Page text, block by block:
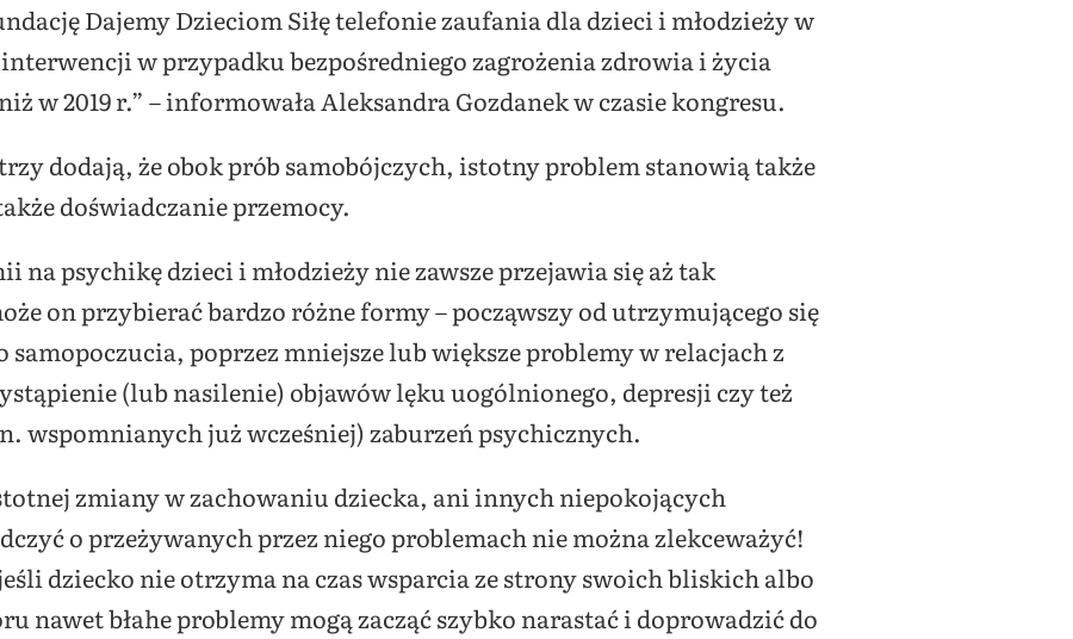
Dajemy Dzieciom Siłę telefonie zaufania dla dzieci i młodzieży w
w przypadku bezpośredniego zagrożenia zdrowia i życia
w 2019 r.” – informowała Aleksandra Gozdanek w czasie kongresu.
dodają, że obok prób samobójczych, istotny problem stanowią także
doświadczanie przemocy.
na psychikę dzieci i młodzieży nie zawsze przejawia się aż tak
on przybierać bardzo różne formy – począwszy od utrzymującego się
samopoczucia, poprzez mniejsze lub większe problemy w relacjach z
(lub nasilenie) objawów lęku uogólnionego, depresji czy też
wspomnianych już wcześniej) zaburzeń psychicznych.
zmiany w zachowaniu dziecka, ani innych niepokojących
o przeżywanych przez niego problemach nie można zlekceważyć!
dziecko nie otrzyma na czas wsparcia ze strony swoich bliskich albo
nawet błahe problemy mogą zacząć szybko narastać i doprowadzić do